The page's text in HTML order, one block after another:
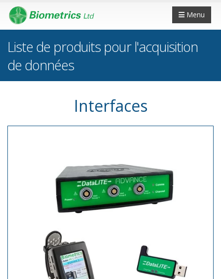
Menu
Liste de produits pour l'acquisition
de données
Interfaces